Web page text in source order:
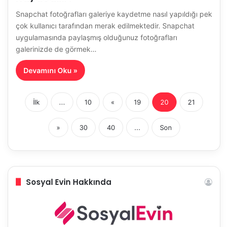
Snapchat fotoğrafları galeriye kaydetme nasıl yapıldığı pek
çok kullanıcı tarafından merak edilmektedir. Snapchat
uygulamasında paylaşmış olduğunuz fotoğrafları
galerinizde de görmek…
Devamını Oku »
İlk ... 10 « 19 20 21
» 30 40 ... Son
Sosyal Evin Hakkında